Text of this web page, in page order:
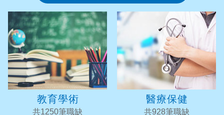
教育學術
共1250筆職缺
醫療保健
共928筆職缺